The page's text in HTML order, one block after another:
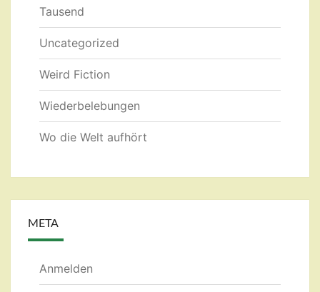
Tausend
Uncategorized
Weird Fiction
Wiederbelebungen
Wo die Welt aufhört
META
Anmelden